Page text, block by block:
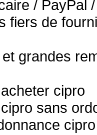
/ PayPal
fiers de
grandes
cipro
sans